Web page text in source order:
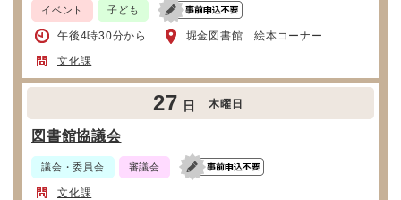
イベント 子ども
午後4時30分から
堀金図書館 絵本コーナー
文化課
27 日 木曜日
図書館協議会
議会・委員会 審議会
文化課